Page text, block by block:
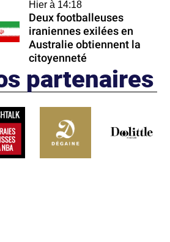
Hier à 14:18
Deux footballeuses
iraniennes exilées en
Australie obtiennent la
citoyenneté
partenaires